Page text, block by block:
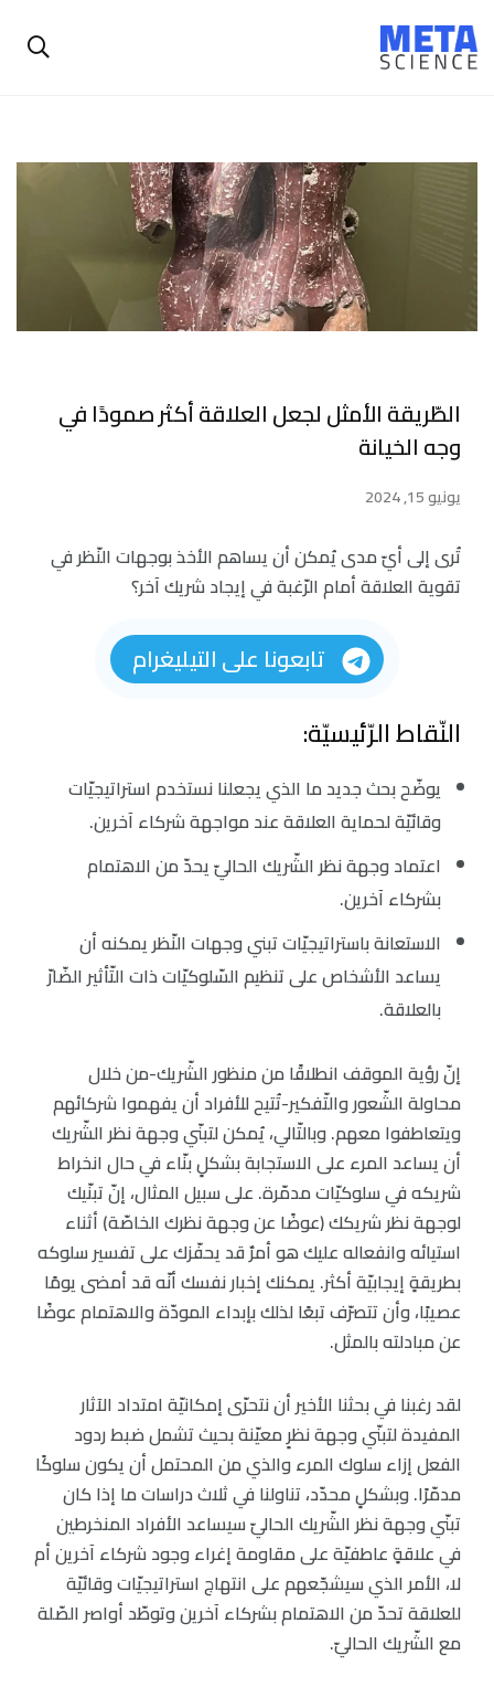
الطّريقة الأمثل لجعل العلاقة أكثر صمودًا في
وجه الخيانة
يونيو 15, 2024
تُرى إلى أيّ مدى يُمكن أن يساهم الأخذ بوجهات النّظر في
تقوية العلاقة أمام الرّغبة في إيجاد شريك آخر؟
تابعونا على التيليغرام
النّقاط الرّئيسيّة:
يوضّح بحث جديد ما الذي يجعلنا نستخدم استراتيجيّات
وقائيّة لحماية العلاقة عند مواجهة شركاء آخرين.
اعتماد وجهة نظر الشّريك الحاليّ يحدّ من الاهتمام
بشركاء آخرين.
الاستعانة باستراتيجيّات تبني وجهات النّظر يمكنه أن
يساعد الأشخاص على تنظيم السّلوكيّات ذات التّأثير الضّارّ
بالعلاقة.
إنّ رؤية الموقف انطلاقًا من منظور الشّريك-من خلال
محاولة الشّعور والتّفكير-تُتيح للأفراد أن يفهموا شركائهم
ويتعاطفوا معهم. وبالتّالي، يُمكن لتبنّي وجهة نظر الشّريك
أن يساعد المرء على الاستجابة بشكلٍ بنّاء في حال انخراط
شريكه في سلوكيّات مدمّرة. على سبيل المثال، إنّ تبنّيك
لوجهة نظر شريكك (عوضًا عن وجهة نظرك الخاصّة) أثناء
استيائه وانفعاله عليك هو أمرٌ قد يحفّزك على تفسير سلوكه
بطريقةٍ إيجابيّة أكثر. يمكنك إخبار نفسك أنّه قد أمضى يومًا
عصيبًا، وأن تتصرّف تبعًا لذلك بإبداء المودّة والاهتمام عوضًا
عن مبادلته بالمثل.
لقد رغبنا في بحثنا الأخير أن نتحرّى إمكانيّة امتداد الآثار
المفيدة لتبنّي وجهة نظرٍ معيّنة بحيث تشمل ضبط ردود
الفعل إزاء سلوك المرء والذي من المحتمل أن يكون سلوكًا
مدمّرًا. وبشكلٍ محدّد، تناولنا في ثلاث دراسات ما إذا كان
تبنّي وجهة نظر الشّريك الحاليّ سيساعد الأفراد المنخرطين
في علاقةٍ عاطفيّة على مقاومة إغراء وجود شركاء آخرين أم
لا، الأمر الذي سيشجّعهم على انتهاج استراتيجيّات وقائيّة
للعلاقة تحدّ من الاهتمام بشركاء آخرين وتوطّد أواصر الصّلة
مع الشّريك الحاليّ.